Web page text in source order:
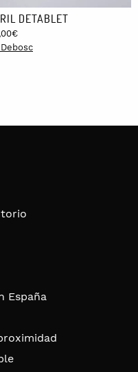
DETABLET
€
España